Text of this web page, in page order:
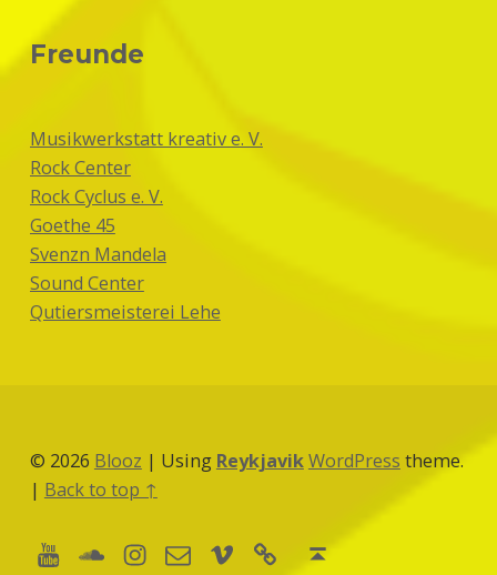
Freunde
Musikwerkstatt kreativ e. V.
Rock Center
Rock Cyclus e. V.
Goethe 45
Svenzn Mandela
Sound Center
Qutiersmeisterei Lehe
© 2026 Blooz | Using ReykjavikWordPress theme.
| Back to top ↑
Youtube Vimeoboardofmusic
Back to top ↑